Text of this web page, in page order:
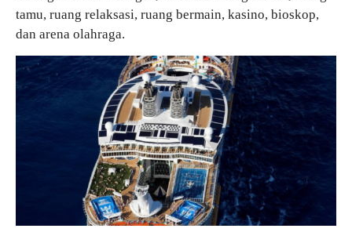
tamu, ruang relaksasi, ruang bermain, kasino, bioskop,
dan arena olahraga.